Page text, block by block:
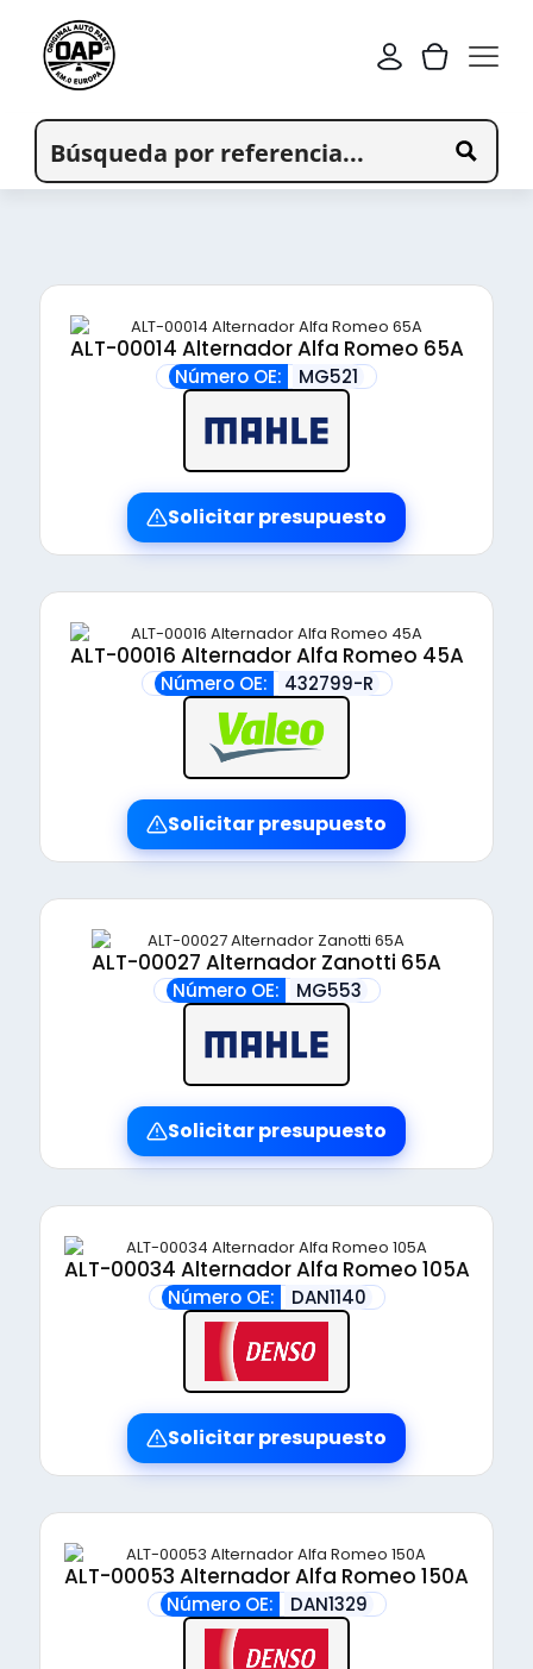
ALT-00014 Alternador Alfa Romeo 65A
Número OE: MG521
Solicitar presupuesto
ALT-00016 Alternador Alfa Romeo 45A
Número OE: 432799-R
Solicitar presupuesto
ALT-00027 Alternador Zanotti 65A
Número OE: MG553
Solicitar presupuesto
ALT-00034 Alternador Alfa Romeo 105A
Número OE: DAN1140
Solicitar presupuesto
ALT-00053 Alternador Alfa Romeo 150A
Número OE: DAN1329